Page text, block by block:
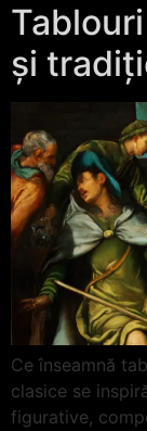
și
Ce înseamnă
clasice se
figurative,